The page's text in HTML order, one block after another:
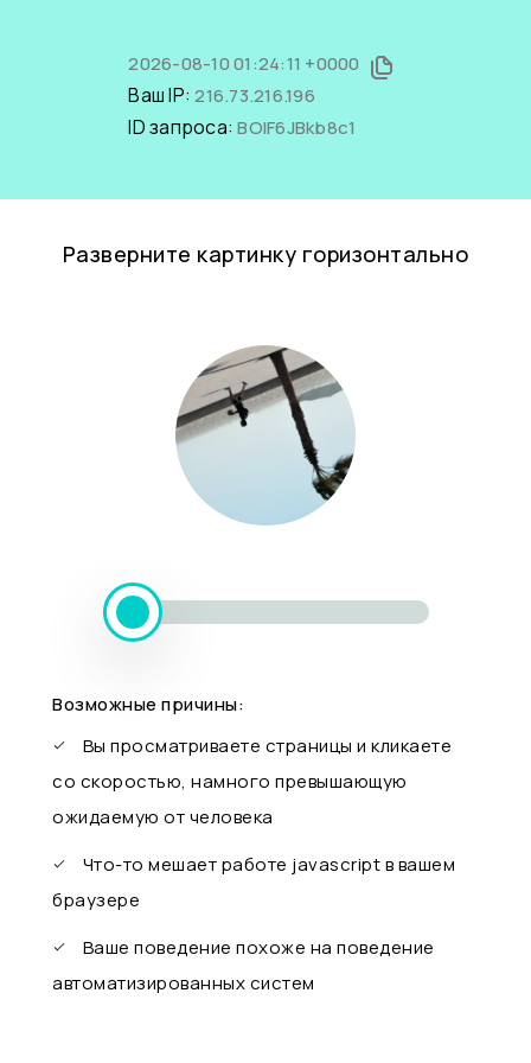
2026-08-10 01:24:11 +0000
Ваш IP:216.73.216.196
ID запроса:BOIF6JBkb8c1
Разверните картинку горизонтально
Возможные причины:
Вы просматриваете страницы и кликаете
со скоростью, намного превышающую
ожидаемую от человека
Что-то мешает работе javascript в вашем
браузере
Ваше поведение похоже на поведение
автоматизированных систем